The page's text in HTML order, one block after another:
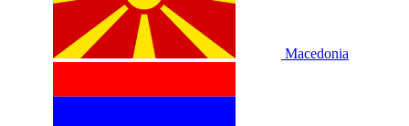
Macedonia